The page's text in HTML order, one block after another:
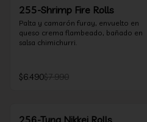
255-Shrimp Fire Rolls
Palta y camarón furay, envuelto en
queso crema flambeado, bañado en
salsa chimichurri.
$6.490$7.990
256-Tuna Nikkei Rolls